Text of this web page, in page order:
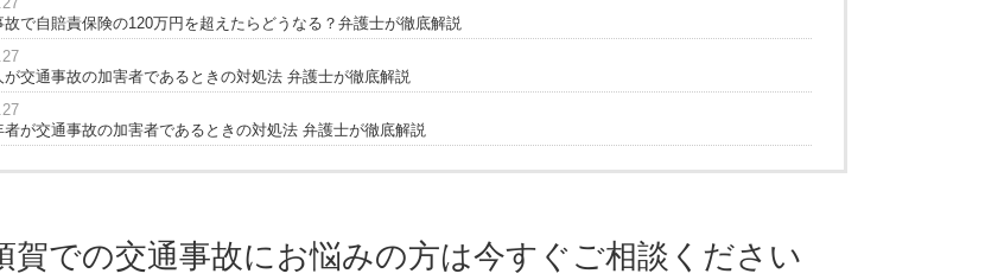
弁護士紹介はこちら
最新の投稿
2026.07.27
交通事故で相手が嘘をついているときの対処法 弁護士が徹底解説
2026.07.27
外国人が交通事故の加害者であるときの対処法 弁護士が徹底解説